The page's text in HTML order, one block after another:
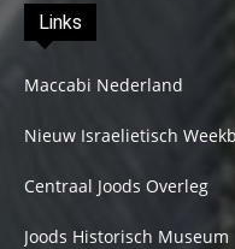
Links
Maccabi Nederland
Nieuw Israelietisch
Centraal Joods Overleg
Joods Historisch Museum